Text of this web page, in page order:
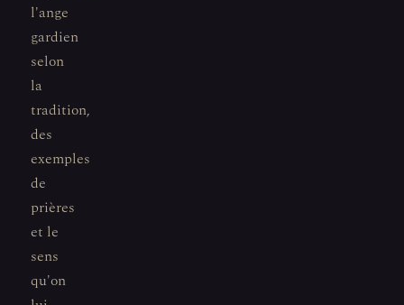
l'ange
gardien
selon
la
tradition,
des
exemples
de
prières
et le
sens
qu'on